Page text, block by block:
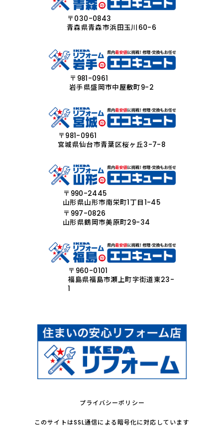
〒030-0843
青森県青森市浜田玉川60-6
〒981-0961
岩手県盛岡市中屋敷町9-2
〒981-0961
宮城県仙台市青葉区桜ヶ丘3-7-8
〒990-2445
山形県山形市南栄町1丁目1-45
〒997-0826
山形県鶴岡市美原町29-34
〒960-0101
福島県福島市瀬上町字街道東23-
1
プライバシーポリシー
このサイトはSSL通信による暗号化に対応しています